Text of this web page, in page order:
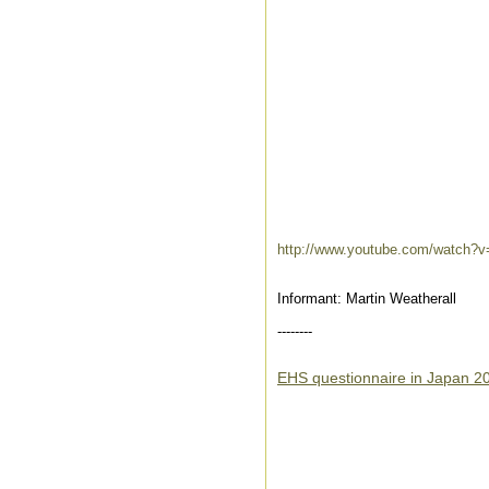
http://www.youtube.com/
Informant: Martin Weatherall
--------
EHS questionnaire in Japan